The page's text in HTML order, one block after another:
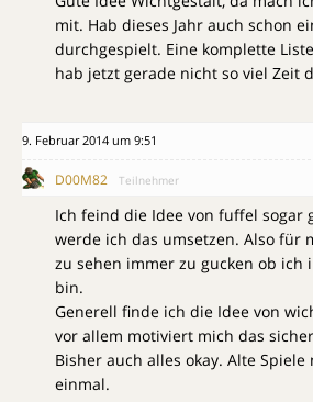
mit. Hab dieses Jahr auch schon
durchgespielt. Eine komplette
hab jetzt gerade nicht so viel Zeit
9. Februar 2014 um 9:51
D00M82 Teilnehmer
Ich feind die Idee von fuffel sogar
werde ich das umsetzen. Also für
zu sehen immer zu gucken ob ich
bin.
Generell finde ich die Idee von
vor allem motiviert mich das
Bisher auch alles okay. Alte
einmal.